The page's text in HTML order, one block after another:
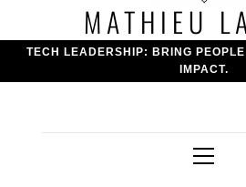
MATHIEU
TECH LEADERSHIP: BRING
IMPACT.